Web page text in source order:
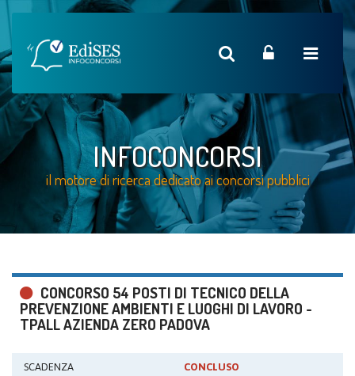
INFOCONCORSI
il motore di ricerca dedicato ai concorsi pubblici
CONCORSO 54 POSTI DI TECNICO DELLA
PREVENZIONE AMBIENTI E LUOGHI DI LAVORO -
TPALL AZIENDA ZERO PADOVA
SCADENZA CONCLUSO